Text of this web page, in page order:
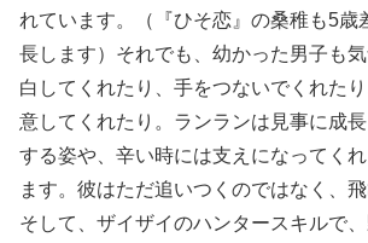
れています。（『ひそ恋』の桑稚も5歳
長します）それでも、幼かった男子も
白してくれたり、手をつないでくれた
意してくれたり。ランランは見事に成
する姿や、辛い時には支えになってく
ます。彼はただ追いつくのではなく、飛
そして、ザイザイのハンタースキルで